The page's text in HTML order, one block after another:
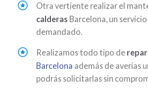
Otra vertiente realizar el
calderas Barcelona, un
demandado.
Realizamos todo tipo de
Barcelona además de averías
podrás solicitarlas sin